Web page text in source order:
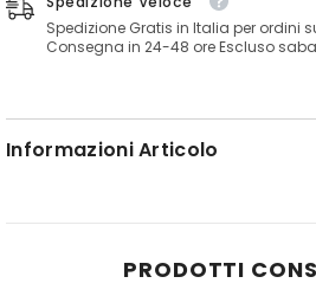
Spedizione Veloce
Spedizione Gratis in Italia per ordini
Consegna in 24-48 ore Escluso
Informazioni Articolo
PRODOTTI